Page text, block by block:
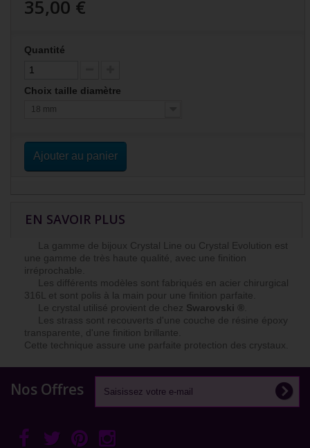
35,00 €
Quantité
Choix taille diamètre
18 mm
Ajouter au panier
EN SAVOIR PLUS
La gamme de bijoux Crystal Line ou Crystal Evolution est
une gamme de très haute qualité, avec une finition
irréprochable.
Les différents modèles sont fabriqués en acier chirurgical
316L et sont polis à la main pour une finition parfaite.
Le crystal utilisé provient de chez Swarovski ®
Les strass sont recouverts d'une couche de résine époxy
transparente, d'une finition brillante.
Cette technique assure une parfaite protection des crystaux.
Nos Offres